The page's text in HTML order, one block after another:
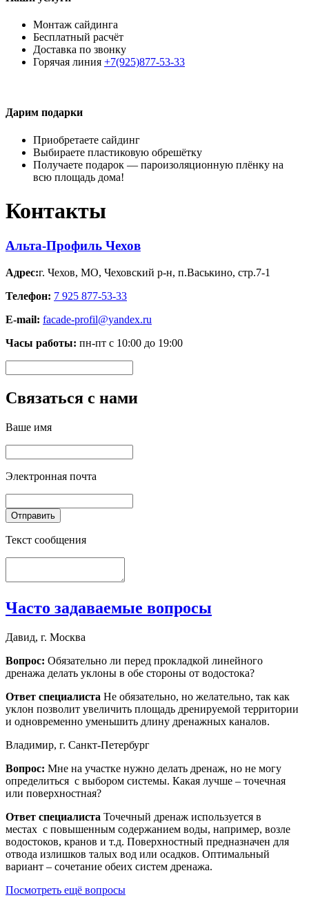
Монтаж сайдинга
Бесплатный расчёт
Доставка по звонку
Горячая линия +7(925)877-53-33
Дарим подарки
Приобретаете сайдинг
Выбираете пластиковую обрешётку
Получаете подарок — пароизоляционную плёнку на
всю площадь дома!
Контакты
Альта-Профиль Чехов
Адрес:г. Чехов, МО, Чеховский р-н, п.Васькино, стр.7-1
Телефон: 7 925 877-53-33
E-mail: facade-profil@yandex.ru
Часы работы: пн-пт с 10:00 до 19:00
Связаться с нами
Ваше имя
Электронная почта
Отправить
Текст сообщения
Часто задаваемые вопросы
Давид, г. Москва
Вопрос: Обязательно ли перед прокладкой линейного
дренажа делать уклоны в обе стороны от водостока?
Ответ специалиста Не обязательно, но желательно, так как
уклон позволит увеличить площадь дренируемой территории
и одновременно уменьшить длину дренажных каналов.
Владимир, г. Санкт-Петербург
Вопрос: Мне на участке нужно делать дренаж, но не могу
определиться с выбором системы. Какая лучше – точечная
или поверхностная?
Ответ специалиста Точечный дренаж используется в
местах с повышенным содержанием воды, например, возле
водостоков, кранов и т.д. Поверхностный предназначен для
отвода излишков талых вод или осадков. Оптимальный
вариант – сочетание обеих систем дренажа.
Посмотреть ещё вопросы